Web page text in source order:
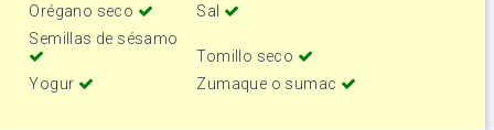
Orégano seco
Sal
Semillas de sésamo
Tomillo seco
Yogur
Zumaque o sumac